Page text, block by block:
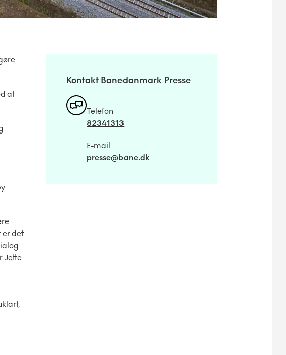
at
er det
Jette
Kontakt Banedanmark Presse
Telefon
82341313
E-mail
presse@bane.dk